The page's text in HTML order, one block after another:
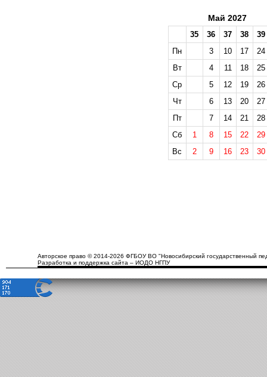
Май 2027
35 36 37 38
39
Пн
3 10 17
24
Вт
4 11 18
25
Ср
5 12 19
26
Чт
6 13 20
27
Пт
7 14 21
28
Сб
1 8 15 22
29
Вс
2 9 16 23 30
Авторское право © 2014-2026 ФГБОУ ВО "Новосибирский государственный
Разработка и поддержка сайта – ИОДО НГПУ